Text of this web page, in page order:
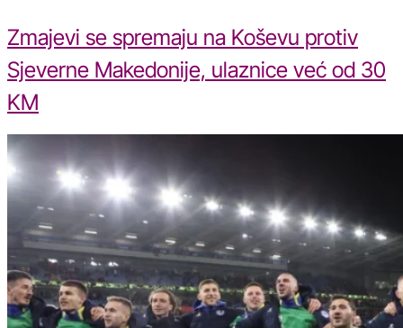
Zmajevi se spremaju na Koševu protiv
Sjeverne Makedonije, ulaznice već od 30
KM